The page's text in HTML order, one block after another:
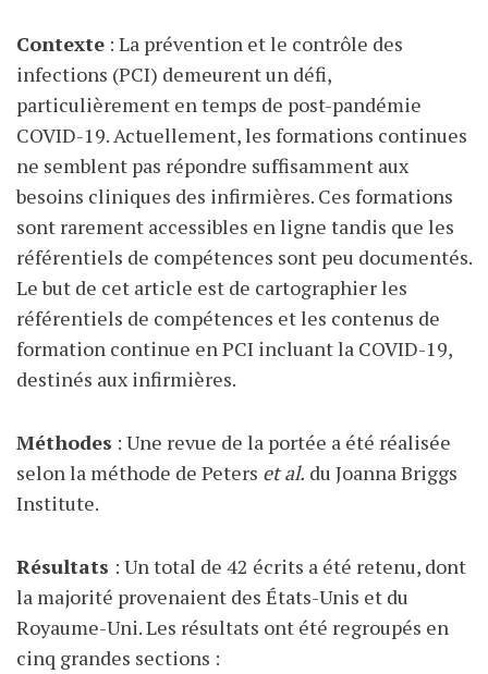
Contexte : La prévention et le contrôle des
infections (PCI) demeurent un défi,
particulièrement en temps de post-pandémie
COVID-19. Actuellement, les formations continues
ne semblent pas répondre suffisamment aux
besoins cliniques des infirmières. Ces formations
sont rarement accessibles en ligne tandis que les
référentiels de compétences sont peu documentés.
Le but de cet article est de cartographier les
référentiels de compétences et les contenus de
formation continue en PCI incluant la COVID-19,
destinés aux infirmières.
Méthodes : Une revue de la portée a été réalisée
selon la méthode de Peters et al. du Joanna Briggs
Institute.
Résultats : Un total de 42 écrits a été retenu, dont
la majorité provenaient des États-Unis et du
Royaume-Uni. Les résultats ont été regroupés en
cinq grandes sections :